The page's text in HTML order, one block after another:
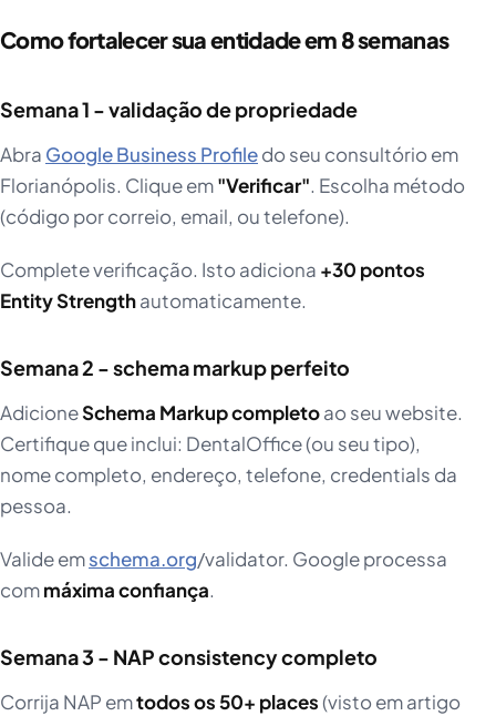
Como fortalecer sua entidade em 8 semanas
Semana 1 - validação de propriedade
Abra Google Business Profiledo seu consultório em
Florianópolis. Clique em"Verificar". Escolha método
(código por correio, email, ou telefone).
Complete verificação. Isto adiciona +30 pontos
Entity Strengthautomaticamente.
Semana 2 - schema markup perfeito
AdicioneSchema Markup completoao seu website.
Certifique que inclui: DentalOffice (ou seu tipo),
nome completo, endereço, telefone, credentials da
pessoa.
Valide emschema.org/validator. Google processa
commáxima confiança.
Semana 3 - NAP consistency completo
Corrija NAP emtodos os 50+ places(visto em artigo